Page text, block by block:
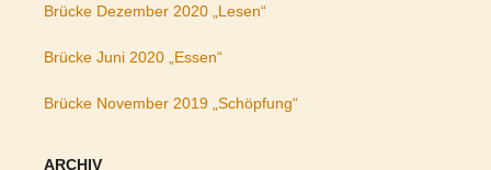
Brücke Dezember 2020 „Lesen“
Brücke Juni 2020 „Essen“
Brücke November 2019 „Schöpfung“
ARCHIV